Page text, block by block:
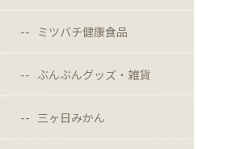
ミツバチ健康食品
ぶんぶんグッズ・雑貨
三ヶ日みかん